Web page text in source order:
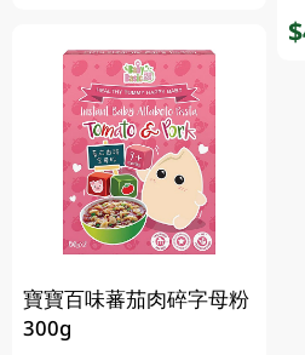
寶寶百味蕃茄肉碎字母粉
300g